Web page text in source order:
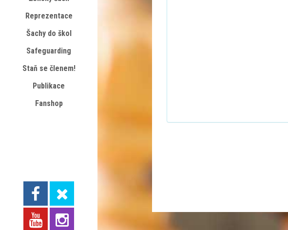
Reprezentace
Šachy do škol
Safeguarding
Staň se členem!
Publikace
Fanshop